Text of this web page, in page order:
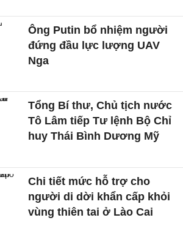
Ông Putin bổ nhiệm người
đứng đầu lực lượng UAV
Nga
Tổng Bí thư, Chủ tịch nước
Tô Lâm tiếp Tư lệnh Bộ Chỉ
huy Thái Bình Dương Mỹ
Chi tiết mức hỗ trợ cho
người di dời khẩn cấp khỏi
vùng thiên tai ở Lào Cai